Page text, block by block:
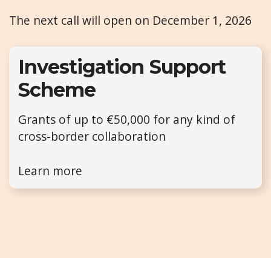
The next call will open on December 1, 2026
Investigation Support
Scheme
Grants of up to €50,000 for any kind of
cross-border collaboration
Learn more